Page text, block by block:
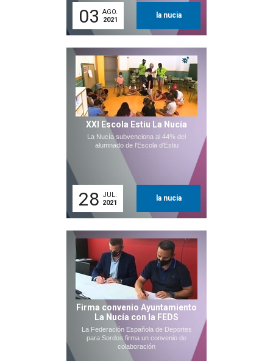
03 AGO.
2021
la nucia
XXI Escola Estiu La Nucía
La Nucía subvenciona al 44% del
alumnado de l'Escola d'Estiu
28 JUL.
2021
la nucia
Firma convenio Ayuntamiento
La Nucía con la FEDS
La Federación Española de Deportes
para Sordos firma un convenio de
colaboración